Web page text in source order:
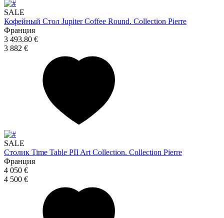
SALE
Кофейный Стол Jupiter Coffee Round. Collection Pierre
Франция
3 493.80 €
3 882 €
SALE
Столик Time Table PII Art Collection. Collection Pierre
Франция
4 050 €
4 500 €